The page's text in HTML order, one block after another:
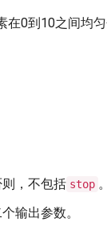
在0到10之间均
，不包括 stop
输出参数。